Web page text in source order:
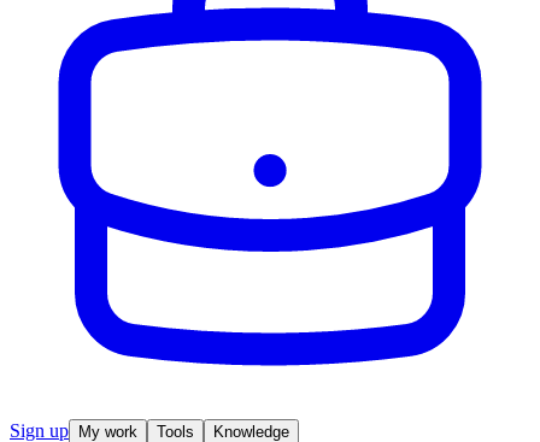
Sign up My work Tools Knowledge